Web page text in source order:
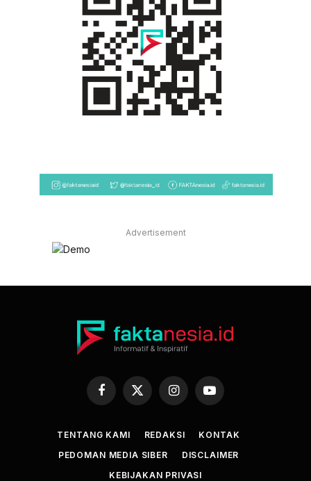
Advertisement
Facebook
X
(Twitter)
InstagramYouTube
TENTANG KAMI REDAKSI
KONTAK
PEDOMAN MEDIA SIBER
DISCLAIMER
KEBIJAKAN PRIVASI